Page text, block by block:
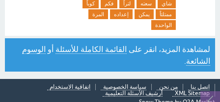
شاي
سعته لتراً فكم
كوباً
ممتلئاً
يمكن إعداده
المرة
الواحدة
لمشاهدة المزيد، انقر على القائمة الكاملة للأسئلة أو الوسوم
الشائعة
اتصل بنا من نحن سياسة الخصوصية
اتفاقية الاستخدام
XML Sitemap
أرشيف الأسئلة التعليمية